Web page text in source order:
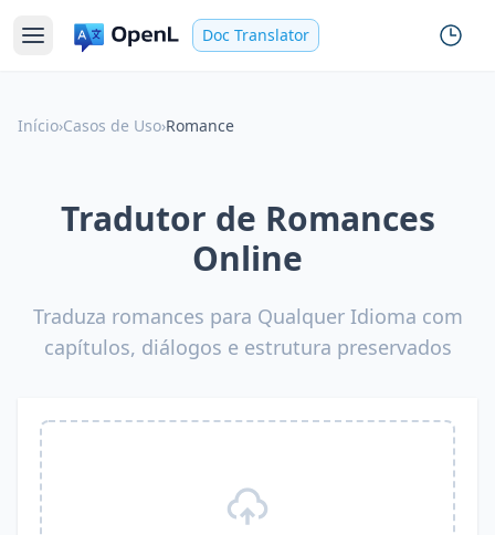
Doc Translator
Início›Casos de Uso›Romance
Tradutor de Romances
Online
Traduza romances para Qualquer Idioma com
capítulos, diálogos e estrutura preservados